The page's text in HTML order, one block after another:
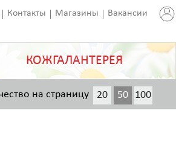
Контакты Магазины Вакансии
КОЖГАЛАНТЕРЕЯ
20 50 100
на страницу